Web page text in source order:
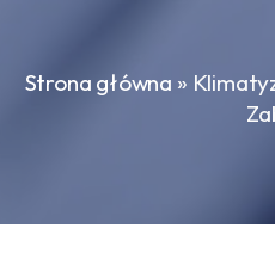
Strona główna »